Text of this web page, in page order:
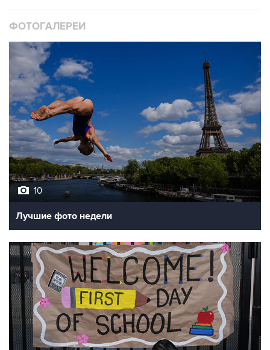
10
Лучшие фото недели